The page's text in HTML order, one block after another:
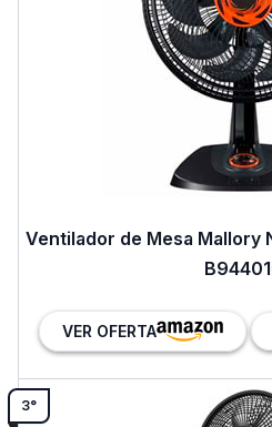
Ventilador de Mesa Mallory
VER OFERTA
3°